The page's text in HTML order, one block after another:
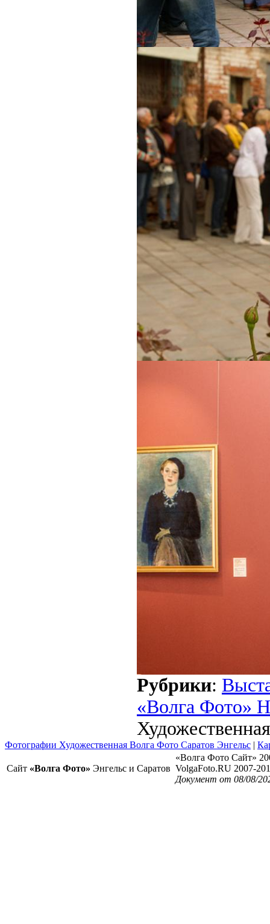
Рубрики:
«Волга Фото»
Фотографии Художественная Волга Фото Саратов Энгельс |
Сайт «Волга Фото» Энгельс и Саратов
«Волга Фото Сайт»
VolgaFoto.RU 2007-
Документ от 08/08/